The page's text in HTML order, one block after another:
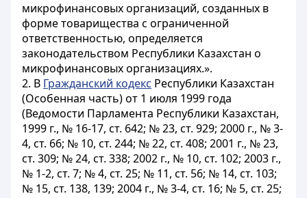
микрофинансовых организаций, созданных в
форме товарищества с ограниченной
ответственностью, определяется
законодательством Республики Казахстан о
микрофинансовых организациях.».
2. В Гражданский кодекс Республики Казахстан
(Особенная часть) от 1 июля 1999 года
(Ведомости Парламента Республики Казахстан,
1999 г., № 16-17, ст. 642; № 23, ст. 929; 2000 г., № 3-
4, ст. 66; № 10, ст. 244; № 22, ст. 408; 2001 г., № 23,
ст. 309; № 24, ст. 338; 2002 г., № 10, ст. 102; 2003 г.,
№ 1-2, ст. 7; № 4, ст. 25; № 11, ст. 56; № 14, ст. 103;
№ 15, ст. 138, 139; 2004 г., № 3-4, ст. 16; № 5, ст. 25;